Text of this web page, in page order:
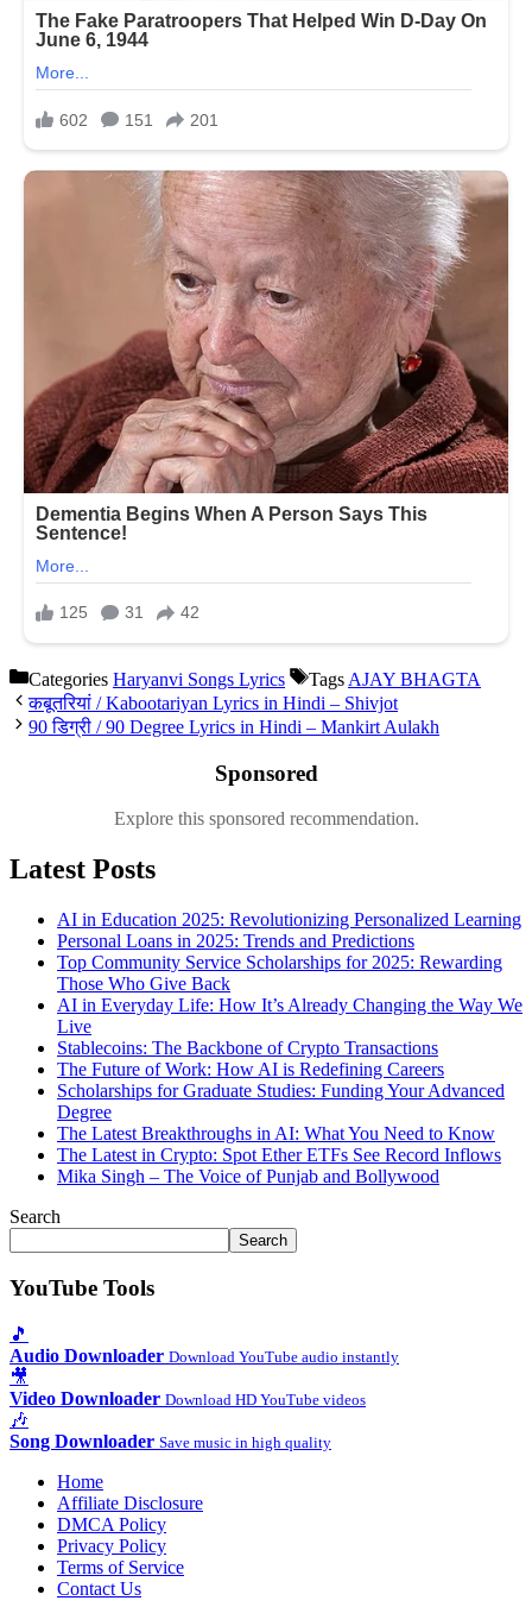
Categories Haryanvi Songs Lyrics Tags AJAY BHAGTA
कबूतरियां / Kabootariyan Lyrics in Hindi – Shivjot
90 डिग्री / 90 Degree Lyrics in Hindi – Mankirt Aulakh
Sponsored
Explore this sponsored recommendation.
Latest Posts
AI in Education 2025: Revolutionizing Personalized Learning
Personal Loans in 2025: Trends and Predictions
Top Community Service Scholarships for 2025: Rewarding
Those Who Give Back
AI in Everyday Life: How It’s Already Changing the Way We
Live
Stablecoins: The Backbone of Crypto Transactions
The Future of Work: How AI is Redefining Careers
Scholarships for Graduate Studies: Funding Your Advanced
Degree
The Latest Breakthroughs in AI: What You Need to Know
The Latest in Crypto: Spot Ether ETFs See Record Inflows
Mika Singh – The Voice of Punjab and Bollywood
Search
Search
YouTube Tools
🎵
Audio Downloader Download YouTube audio instantly
🎥
Video Downloader Download HD YouTube videos
🎶
Song Downloader Save music in high quality
Home
Affiliate Disclosure
DMCA Policy
Privacy Policy
Terms of Service
Contact Us